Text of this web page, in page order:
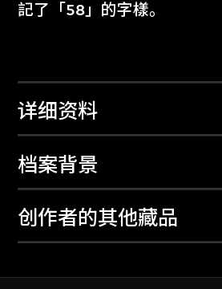
記了「58」的字樣。
详细资料
档案背景
创作者的其他藏品